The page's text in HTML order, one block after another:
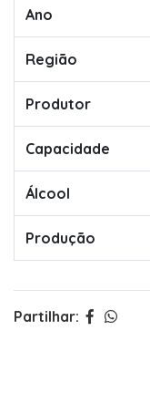
Ano
Região
Produtor
Capacidade
Álcool
Produção
Partilhar: